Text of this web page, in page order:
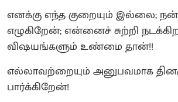
எனக்கு எந்த குறையும் இல்லை;
எழுகிறேன்; என்னைச் சுற்றி
விஷயங்களும் உண்மை தான்!!
எல்லாவற்றையும் அனுபவமாக
பார்க்கிறேன்!